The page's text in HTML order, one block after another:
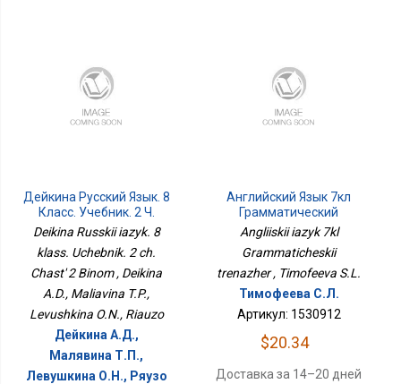
Дейкина Русский Язык. 8
Класс. Учебник. 2 Ч.
Часть 2 Бином
Deikina Russkii iazyk. 8
klass. Uchebnik. 2 ch.
Chast' 2 Binom , Deikina
A.D., Maliavina T.P.,
Levushkina O.N., Riauzo
Дейкина А.Д.,
Малявина Т.П.,
Левушкина О.Н., Ряузо
Английский Язык 7кл
Грамматический
Тренажер
Angliiskii iazyk 7kl
Grammaticheskii
trenazher , Timofeeva S.L.
Тимофеева С.Л.
Артикул: 1530912
$20.34
Доставка за 14–20 дней